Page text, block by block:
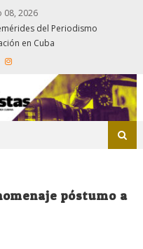
08, 2026
del Periodismo
en Cuba
póstumo a